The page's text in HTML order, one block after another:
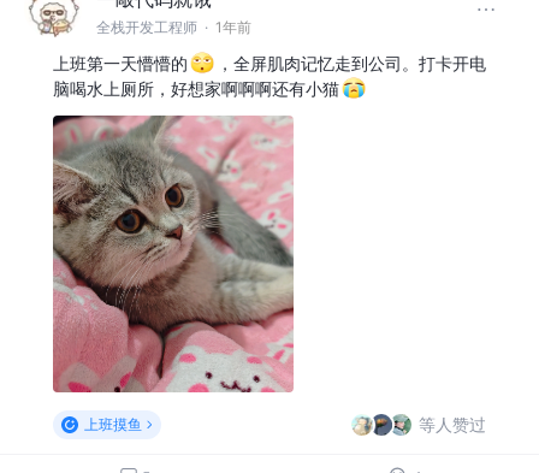
全栈开发工程师 · 1年前
上班第一天懵懵的
，全屏肌肉记忆走到公司。打卡开电
脑喝水上厕所，好想家啊啊啊还有小猫
上班摸鱼 等人赞过